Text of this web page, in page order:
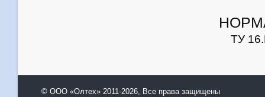
ТУ
© ООО «Олтех» 2011-2026, Все права защищены